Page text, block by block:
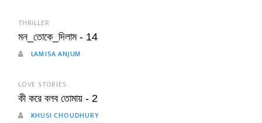
THRILLER
মন_তোকে_দিলাম - 14
LAMISA ANJUM
LOVE STORIES
কী করে বলব তোমায় - 2
KHUSI CHOUDHURY